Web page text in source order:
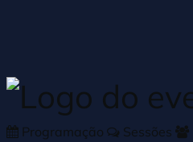
Programação Sessões